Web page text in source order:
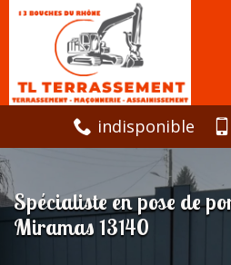
indisponible
Spécialiste en pose de
Miramas 13140